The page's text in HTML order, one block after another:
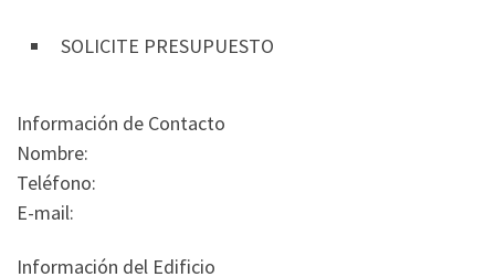
SOLICITE PRESUPUESTO
Información de Contacto
Nombre:
Teléfono:
E-mail:
Información del Edificio